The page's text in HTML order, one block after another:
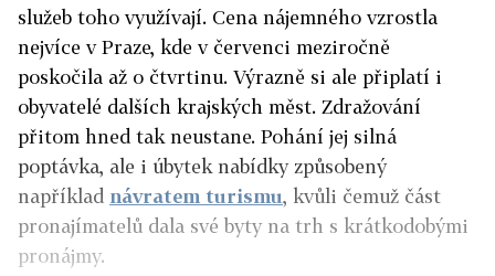
služeb toho využívají. Cena nájemného vzrostla
nejvíce v Praze, kde v červenci meziročně
poskočila až o čtvrtinu. Výrazně si ale připlatí i
obyvatelé dalších krajských měst. Zdražování
přitom hned tak neustane. Pohání jej silná
poptávka, ale i úbytek nabídky způsobený
například návratem turismu, kvůli čemuž část
pronajímatelů dala své byty na trh s krátkodobými
pronájmy.